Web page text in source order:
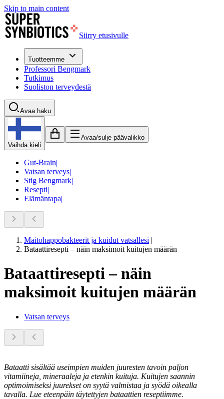
Skip to main content
Siirry etusivulle
Tuotteemme
Professori Bengmark
Tutkimus
Suoliston terveydestä
Avaa haku
Vaihda kieli
Avaa/sulje päävalikko
Gut-Brain|
Vatsan terveys|
Stig Bengmark|
Resepti|
Elämäntapa|
Maitohappobakteerit ja kuidut vatsallesi |
Bataattiresepti – näin maksimoit kuitujen määrän
Bataattiresepti – näin
maksimoit kuitujen määrän
Vatsan terveys
Bataatti sisältää useimpien muiden juuresten tavoin paljon
vitamiineja, mineraaleja ja etenkin kuituja. Kuitujen saannin
optimoimiseksi juurekset on syytä valmistaa ja syödä oikealla
tavalla. Lue eteenpäin täytettyjen bataattien reseptiimme.